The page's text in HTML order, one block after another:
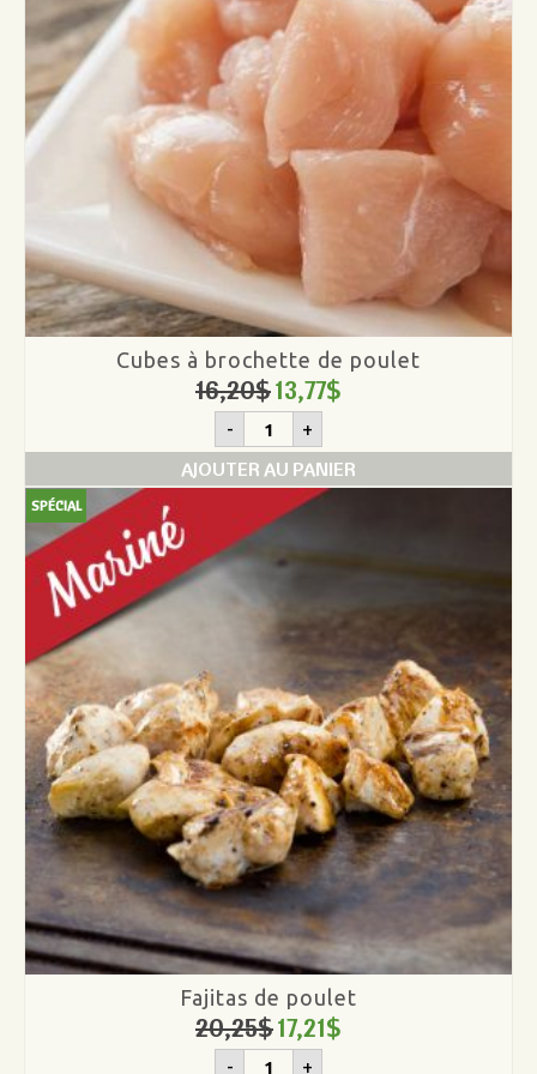
Cubes à brochette de poulet
16,20$13,77$
- quantité
de
Cubes
à
brochette
de
poulet
+
AJOUTER AU PANIER
SPÉCIAL
Fajitas de poulet
20,25$17,21$
- quantité
+